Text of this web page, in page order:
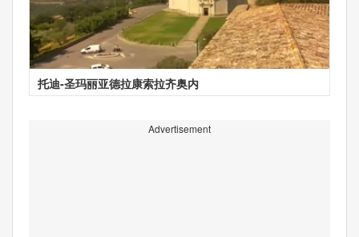
托迪-圣玛丽亚德拉康索拉齐奥内
Advertisement